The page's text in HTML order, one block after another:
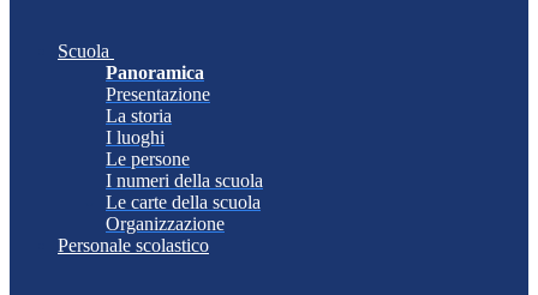
Scuola
Panoramica
Presentazione
La storia
I luoghi
Le persone
I numeri della scuola
Le carte della scuola
Organizzazione
Personale scolastico